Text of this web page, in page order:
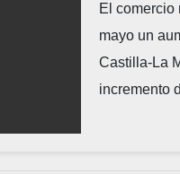
El comercio
mayo un
Castilla-La
incremento